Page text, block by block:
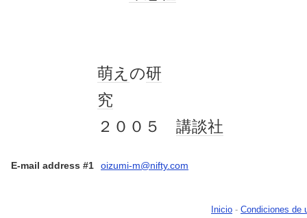
萌え の研
究
２００５ 講談社
E-mail address #1 oizumi-m@nifty.com
Inicio - Condiciones de